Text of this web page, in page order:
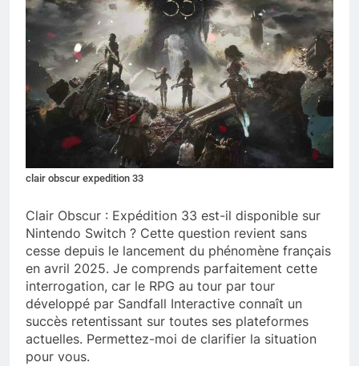
clair obscur expedition 33
Clair Obscur : Expédition 33 est-il disponible sur
Nintendo Switch ? Cette question revient sans
cesse depuis le lancement du phénomène français
en avril 2025. Je comprends parfaitement cette
interrogation, car le RPG au tour par tour
développé par Sandfall Interactive connaît un
succès retentissant sur toutes ses plateformes
actuelles. Permettez-moi de clarifier la situation
pour vous.